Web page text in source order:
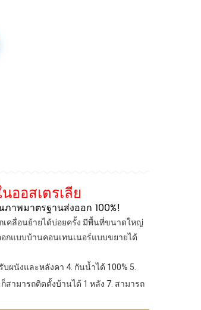
อสเตรเลีย
าพมาตรฐานส่งออก 100%!
เคลื่อนย้ายได้บ่อยครั้ง มีพื้นที่ขนาดใหญ่
กแบบบ้านคอนเทนเนอร์แบบขยายได้
บผนังและหลังคา 4. กันน้ำได้ 100% 5.
สามารถติดตั้งบ้านได้ 1 หลัง 7. สามารถ